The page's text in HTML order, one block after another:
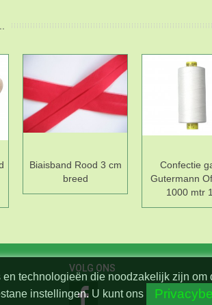
Biaisband Rood 3 cm
breed
Confectie
Gutermann
1000 mtr
VOLG ONS
technologieën die noodzakelijk zijn
instellingen. U kunt ons